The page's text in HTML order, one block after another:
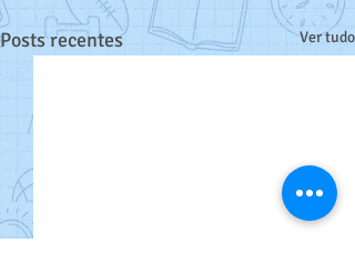
Posts recentes Ver tudo